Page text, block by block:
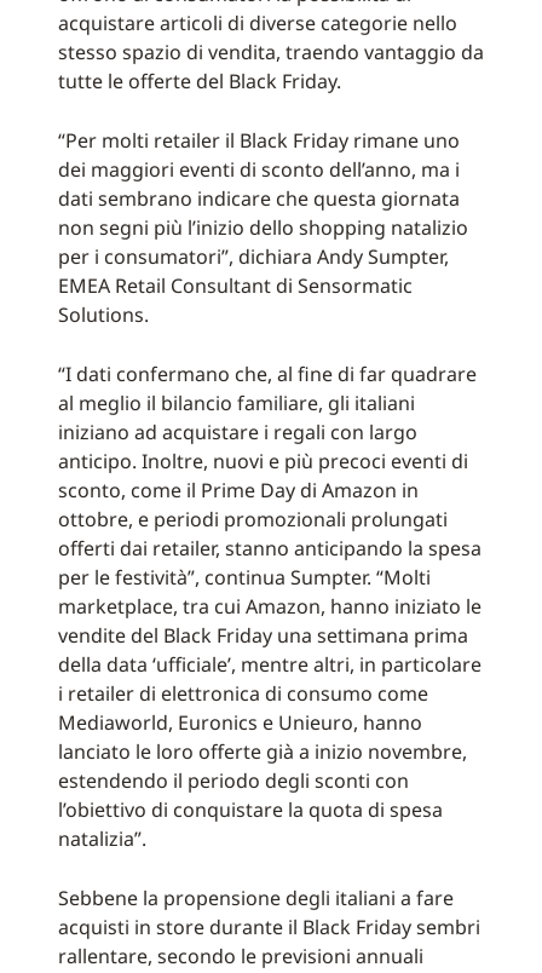
acquistare articoli di diverse categorie nello
stesso spazio di vendita, traendo vantaggio da
tutte le offerte del Black Friday.
“Per molti retailer il Black Friday rimane uno
dei maggiori eventi di sconto dell’anno, ma i
dati sembrano indicare che questa giornata
non segni più l’inizio dello shopping natalizio
per i consumatori”, dichiara Andy Sumpter,
EMEA Retail Consultant di Sensormatic
Solutions.
“I dati confermano che, al fine di far quadrare
al meglio il bilancio familiare, gli italiani
iniziano ad acquistare i regali con largo
anticipo. Inoltre, nuovi e più precoci eventi di
sconto, come il Prime Day di Amazon in
ottobre, e periodi promozionali prolungati
offerti dai retailer, stanno anticipando la spesa
per le festività”, continua Sumpter. “Molti
marketplace, tra cui Amazon, hanno iniziato le
vendite del Black Friday una settimana prima
della data ‘ufficiale’, mentre altri, in particolare
i retailer di elettronica di consumo come
Mediaworld, Euronics e Unieuro, hanno
lanciato le loro offerte già a inizio novembre,
estendendo il periodo degli sconti con
l’obiettivo di conquistare la quota di spesa
natalizia”.
Sebbene la propensione degli italiani a fare
acquisti in store durante il Black Friday sembri
rallentare, secondo le previsioni annuali